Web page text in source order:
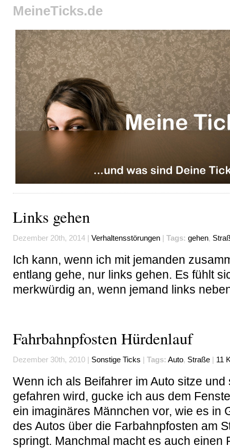
MeineTicks.de
Links gehen
Dezember 20th, 2014 | Verhaltensstörungen | Tags: gehen,
Ich kann, wenn ich mit jemanden
entlang gehe, nur links gehen. Es fühlt
merkwürdig an, wenn jemand links
Fahrbahnpfosten Hürdenlauf
Dezember 30th, 2010 | Sonstige Ticks | Tags: Auto, Straße | 11
Wenn ich als Beifahrer im Auto sitze und
gefahren wird, gucke ich aus dem
ein imaginäres Männchen vor, wie es in
des Autos über die Farbahnpfosten am
springt. Manchmal macht es auch einen